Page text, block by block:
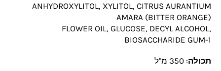
ANHYDROXYLITOL, XYLITOL, CITRUS AURANTIUM
AMARA (BITTER ORANGE)
FLOWER OIL, GLUCOSE, DECYL ALCOHOL,
BIOSACCHARIDE GUM-1
תכולה: 350 מ"ל